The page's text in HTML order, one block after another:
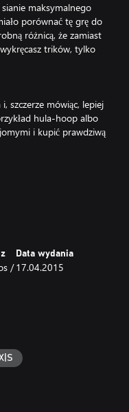
maksymalnego
porównać tę grę do
różnicą, że zamiast
trików, tylko
szczerze mówiąc, lepiej
hula-hoop albo
i kupić prawdziwą
kozy alfa
/
Data wydania
17.04.2015